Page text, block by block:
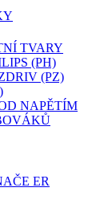
TVARY
(PH)
(PZ)
NAPĚTÍM
ER